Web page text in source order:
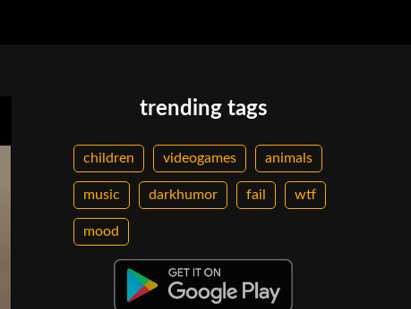
trending tags
children videogames animals
music darkhumor fail wtf
mood